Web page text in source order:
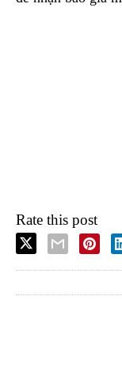
Rate this post